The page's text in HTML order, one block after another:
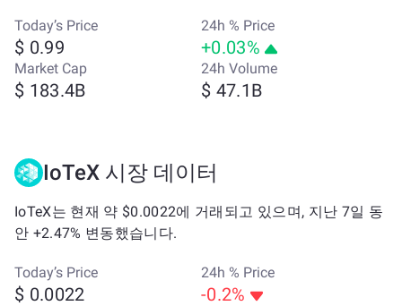
Today’s Price
$ 0.99
24h % Price
+0.03%
Market Cap
$ 183.4B
24h Volume
$ 47.1B
IoTeX 시장 데이터
IoTeX는 현재 약 $0.0022에 거래되고 있으며, 지난 7일 동
안 +2.47% 변동했습니다.
Today’s Price
$ 0.0022
24h % Price
-0.2%